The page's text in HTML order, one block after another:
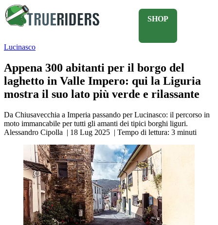
SHOP
Lucinasco
Appena 300 abitanti per il borgo del
laghetto in Valle Impero: qui la Liguria
mostra il suo lato più verde e rilassante
Da Chiusavecchia a Imperia passando per Lucinasco: il percorso in
moto immancabile per tutti gli amanti dei tipici borghi liguri.
Alessandro Cipolla | 18 Lug 2025 | Tempo di lettura: 3 minuti